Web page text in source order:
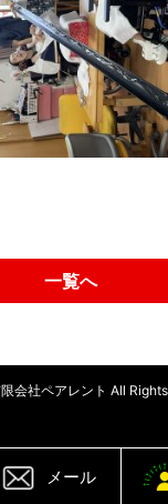
一覧へ
会社ペアレント All
メール